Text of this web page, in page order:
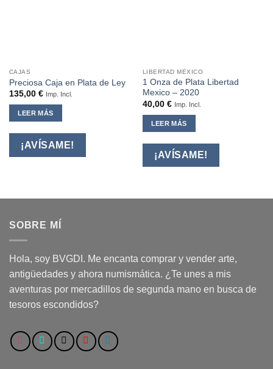
CAJAS
Preciosa Caja en Plata de Ley
135,00 € Imp. Incl.
LEER MÁS
¡AVÍSAME!
LIBERTAD MÉXICO
1 Onza de Plata Libertad
Mexico – 2020
40,00 € Imp. Incl.
LEER MÁS
¡AVÍSAME!
SOBRE MÍ
Hola, soy BVGDI. Me encanta comprar y vender arte,
antigüedades y ahora numismática. ¿Te unes a mis
aventuras por mercadillos de segunda mano en busca de
tesoros escondidos?